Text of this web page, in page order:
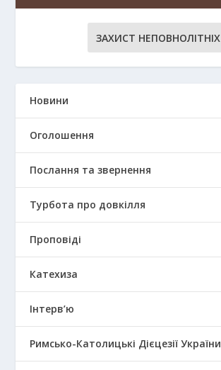
ЗАХИСТ НЕПОВНОЛІТНІХ
Новини
Оголошення
Послання та звернення
Турбота про довкілля
Проповіді
Катехиза
Інтерв’ю
Римсько-Католицькі Дієцезії України